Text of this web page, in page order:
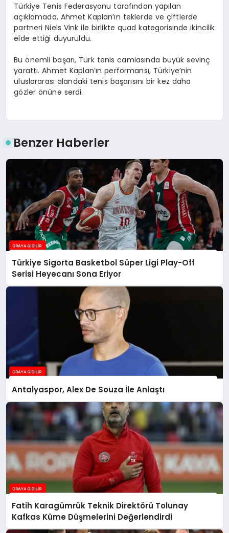
Türkiye Tenis Federasyonu tarafından yapılan
açıklamada, Ahmet Kaplan’ın teklerde ve çiftlerde
partneri Niels Vink ile birlikte quad kategorisinde ikincilik
elde ettiği duyuruldu.
Bu önemli başarı, Türk tenis camiasında büyük sevinç
yarattı. Ahmet Kaplan’ın performansı, Türkiye’nin
uluslararası alandaki tenis başarısını bir kez daha
gözler önüne serdi.
Benzer Haberler
Türkiye Sigorta Basketbol Süper Ligi Play-Off
Serisi Heyecanı Sona Eriyor
Antalyaspor, Alex De Souza İle Anlaştı
Fatih Karagümrük Teknik Direktörü Tolunay
Kafkas Küme Düşmelerini Değerlendirdi